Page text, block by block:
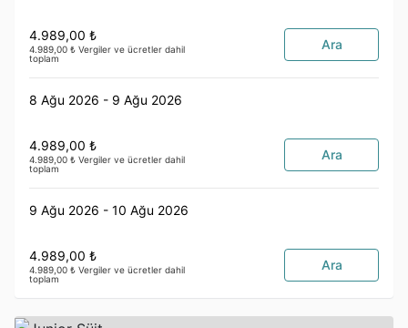
4.989,00 ₺
4.989,00 ₺ Vergiler ve ücretler dahil
toplam
Ara
8 Ağu 2026 - 9 Ağu 2026
4.989,00 ₺
4.989,00 ₺ Vergiler ve ücretler dahil
toplam
Ara
9 Ağu 2026 - 10 Ağu 2026
4.989,00 ₺
4.989,00 ₺ Vergiler ve ücretler dahil
toplam
Ara